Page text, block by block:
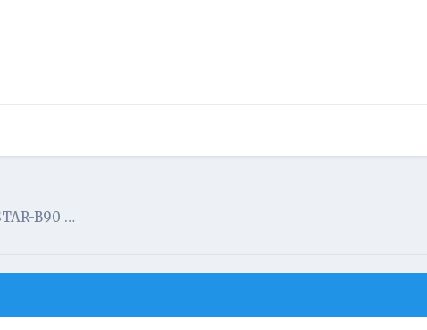
Binario PC BOX Sugui (HM-STAR-B90 A2) -=LEO037=-